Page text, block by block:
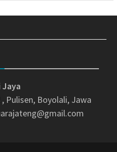
Jaya
Pulisen, Boyolali, Jawa